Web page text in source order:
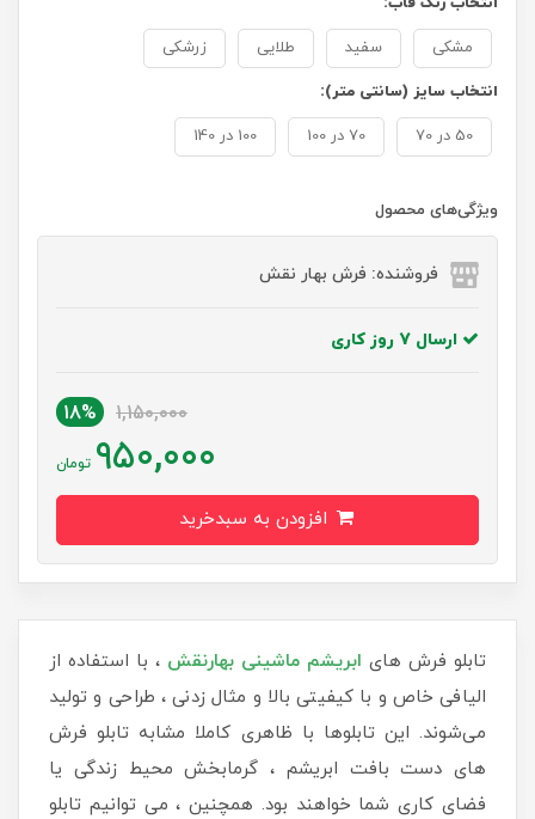
مشکی سفید طلایی زرشکی
انتخاب سایز (سانتی متر):
50 در 70 70 در 100 100 در 140
ویژگی‌های محصول
فروشنده: فرش بهار نقش
ارسال 7 روز کاری
1,150,000
18%
950,000 تومان
تابلو فرش های ابریشم ماشینی بهارنقش ، با استفاده از
الیافی خاص و با کیفیتی بالا و مثال زدنی ، طراحی و تولید
می‌شوند. این تابلوها با ظاهری کاملا مشابه تابلو فرش
های دست بافت ابریشم ، گرمابخش محیط زندگی یا
فضای کاری شما خواهند بود. همچنین ، می توانیم تابلو